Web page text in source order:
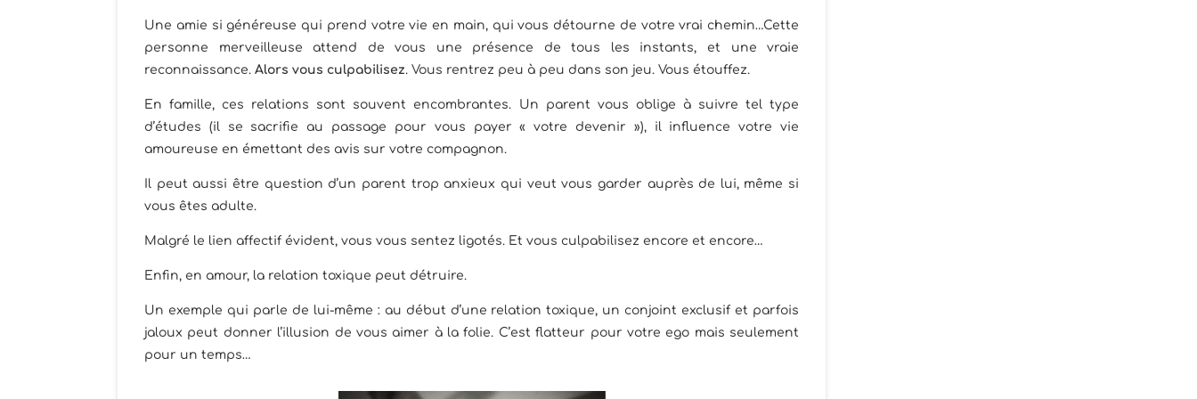
Une amie si généreuse qui prend votre vie en main, qui vous détourne de votre vrai chemin…Cette
personne merveilleuse attend de vous une présence de tous les instants, et une vraie
reconnaissance. Alors vous culpabilisez. Vous rentrez peu à peu dans son jeu. Vous étouffez.
En famille, ces relations sont souvent encombrantes. Un parent vous oblige à suivre tel type
d’études (il se sacrifie au passage pour vous payer « votre devenir »), il influence votre vie
amoureuse en émettant des avis sur votre compagnon.
Il peut aussi être question d’un parent trop anxieux qui veut vous garder auprès de lui, même si
vous êtes adulte.
Malgré le lien affectif évident, vous vous sentez ligotés. Et vous culpabilisez encore et encore…
Enfin, en amour, la relation toxique peut détruire.
Un exemple qui parle de lui-même : au début d’une relation toxique, un conjoint exclusif et parfois
jaloux peut donner l’illusion de vous aimer à la folie. C’est flatteur pour votre ego mais seulement
pour un temps…